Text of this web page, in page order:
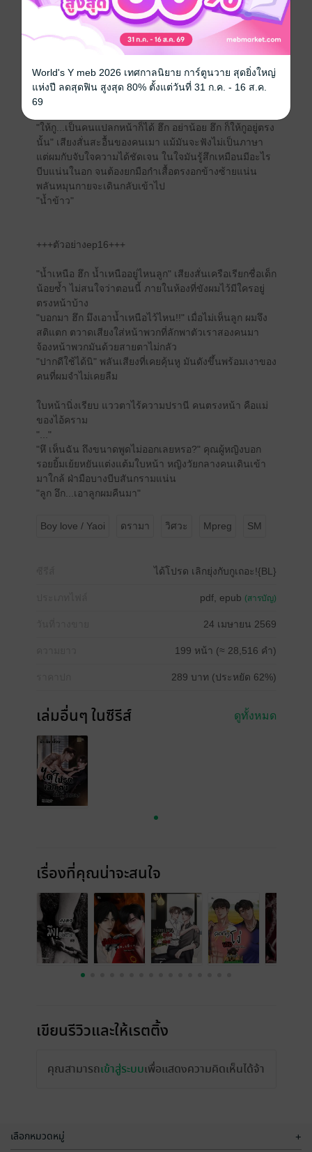
+++ตัวอย่างep12+++
"น้ำข้าว อึก กูขอโทษ ที่กูทำเหี้ยๆกับมึง" เสียงยางไม่เป็น
ภาษาเอ่ยแผ่วเบา ใบหน้าหล่อเงยหน้ามองท้องฟ้ายาม
ค่ำคืน มันดูเหม่อลอยไร้จุดหมาย
"กูไม่ขอให้มึง อึก ยกโทษให้...แต่กูขอ อึก อยู่ตรงนี้ได้มั้ย อยู่
มองมึงกับลูก ให้กู..." มันเอ่ย หลังมือหนาก็พลันยกขึ้นมา
"ให้กู...เป็นคนแปลกหน้าก็ได้ ฮึก อย่าน้อย ฮึก ก็ให้กูอยู่ตรง
นั้น" เสียงสั่นสะอื้นของคนเมา แม้มันจะฟังไม่เป็นภาษา
แต่ผมกับจับใจความได้ชัดเจน ในใจมันรู้สึกเหมือนมีอะไร
บีบแน่นในอก จนต้องยกมือกำเสื้อตรงอกข้างซ้ายแน่น
พลันหมุนกายจะเดินกลับเข้าไป
"น้ำข้าว"
+++ตัวอย่างep16+++
"น้ำเหนือ ฮึก น้ำเหนืออยู่ไหนลูก" เสียงสั่นเครือเรียกชื่อเด็ก
น้อยซ้ำ ไม่สนใจว่าตอนนี้ ภายในห้องที่ขังผมไว้มีใครอยู่
ตรงหน้าบ้าง
"บอกมา ฮึก มึงเอาน้ำเหนือไว้ไหน!!" เมื่อไม่เห็นลูก ผมจึง
สติแตก ตวาดเสียงใส่หน้าพวกที่ลักพาตัวเราสองคนมา
จ้องหน้าพวกมันด้วยสายตาไม่กลัว
"ปากดีใช้ได้นิ" พลันเสียงที่เคยคุ้นหู มันดังขึ้นพร้อมเงาของ
คนที่ผมจำไม่เคยลืม
ใบหน้านิ่งเรียบ แววตาไร้ความปรานี คนตรงหน้า คือแม่
ของไอ้คราม
"..."
"หึ เห็นฉัน ถึงขนาดพูดไม่ออกเลยหรอ?" คุณผู้หญิงบอก
รอยยิ้มเย้ยหยันแต่งแต้มใบหน้า หญิงวัยกลางคนเดินเข้า
มาใกล้ ฝ่ามือบางบีบสันกรามแน่น
"ลูก อึก...เอาลูกผมคืนมา"
Boy love / Yaoi ดรามา วิศวะ Mpreg SM
ได้โปรด เลิกยุ่งกับกูเถอะ!{BL}
pdf, epub (สารบัญ)
24 เมษายน 2569
199 หน้า (≈ 28,516 คำ)
289 บาท (ประหยัด 62%)
เล่มอื่นๆ ในซีรีส์ ดูทั้งหมด
เรื่องที่คุณน่าจะสนใจ
เขียนรีวิวและให้เรตติ้ง
คุณสามารถเข้าสู่ระบบเพื่อแสดงความคิดเห็นได้จ้า
เลือกหมวดหมู่ +
World's Y meb 2026 เทศกาลนิยาย การ์ตูนวาย สุดยิ่งใหญ่
แห่งปี ลดสุดฟิน สูงสุด 80% ตั้งแต่วันที่ 31 ก.ค. - 16 ส.ค.
69